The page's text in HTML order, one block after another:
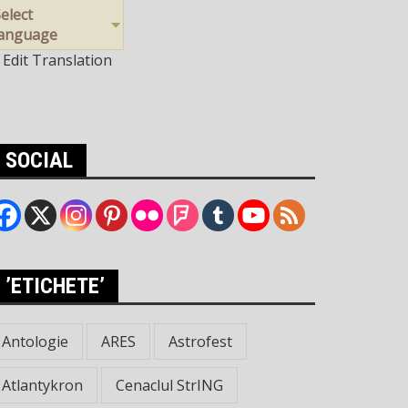
Edit Translation
SOCIAL
’ETICHETE’
Antologie ARES Astrofest
Atlantykron Cenaclul StrING